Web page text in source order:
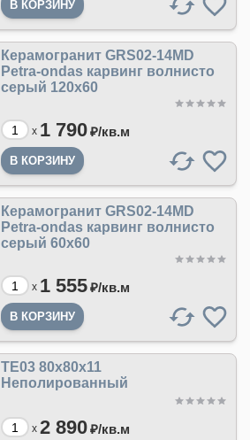
Керамогранит GRS02-14MD
Petra-ondas карвинг волнисто
серый 120x60
x 1 790₽/кв.м
Керамогранит GRS02-14MD
Petra-ondas карвинг волнисто
серый 60x60
x 1 555₽/кв.м
TE03 80x80x11
Неполированный
x 2 890₽/кв.м